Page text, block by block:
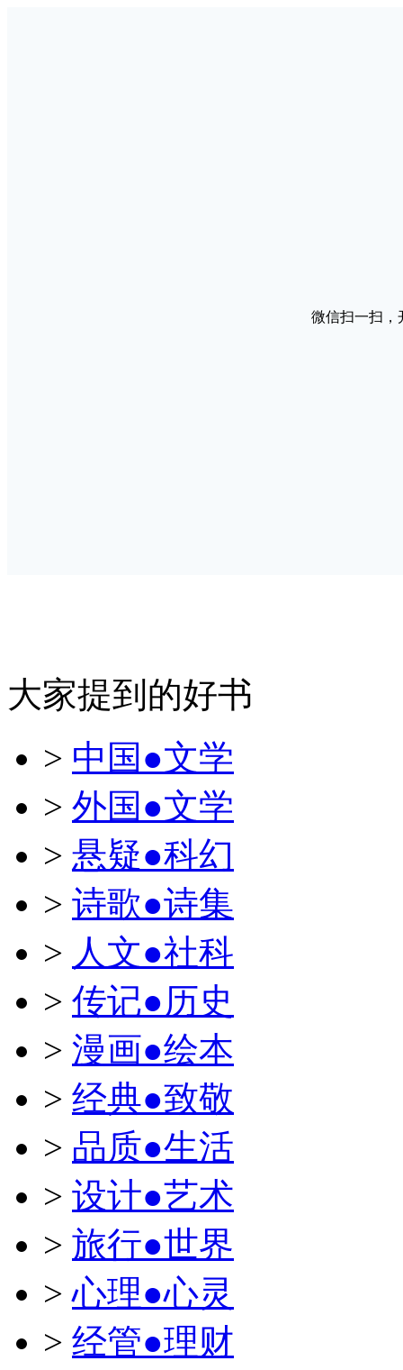
微信扫一扫，
大家提到的好书
> 中国●文学
> 外国●文学
> 悬疑●科幻
> 诗歌●诗集
> 人文●社科
> 传记●历史
> 漫画●绘本
> 经典●致敬
> 品质●生活
> 设计●艺术
> 旅行●世界
>心理●心灵
> 经管●理财